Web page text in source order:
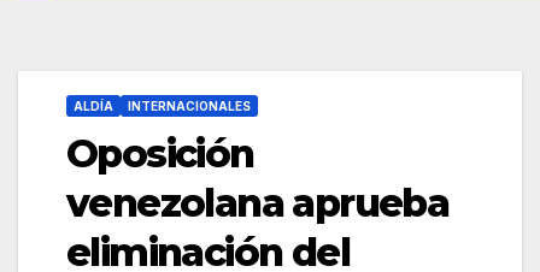
ALDÍA INTERNACIONALES
Oposición
venezolana aprueba
eliminación del